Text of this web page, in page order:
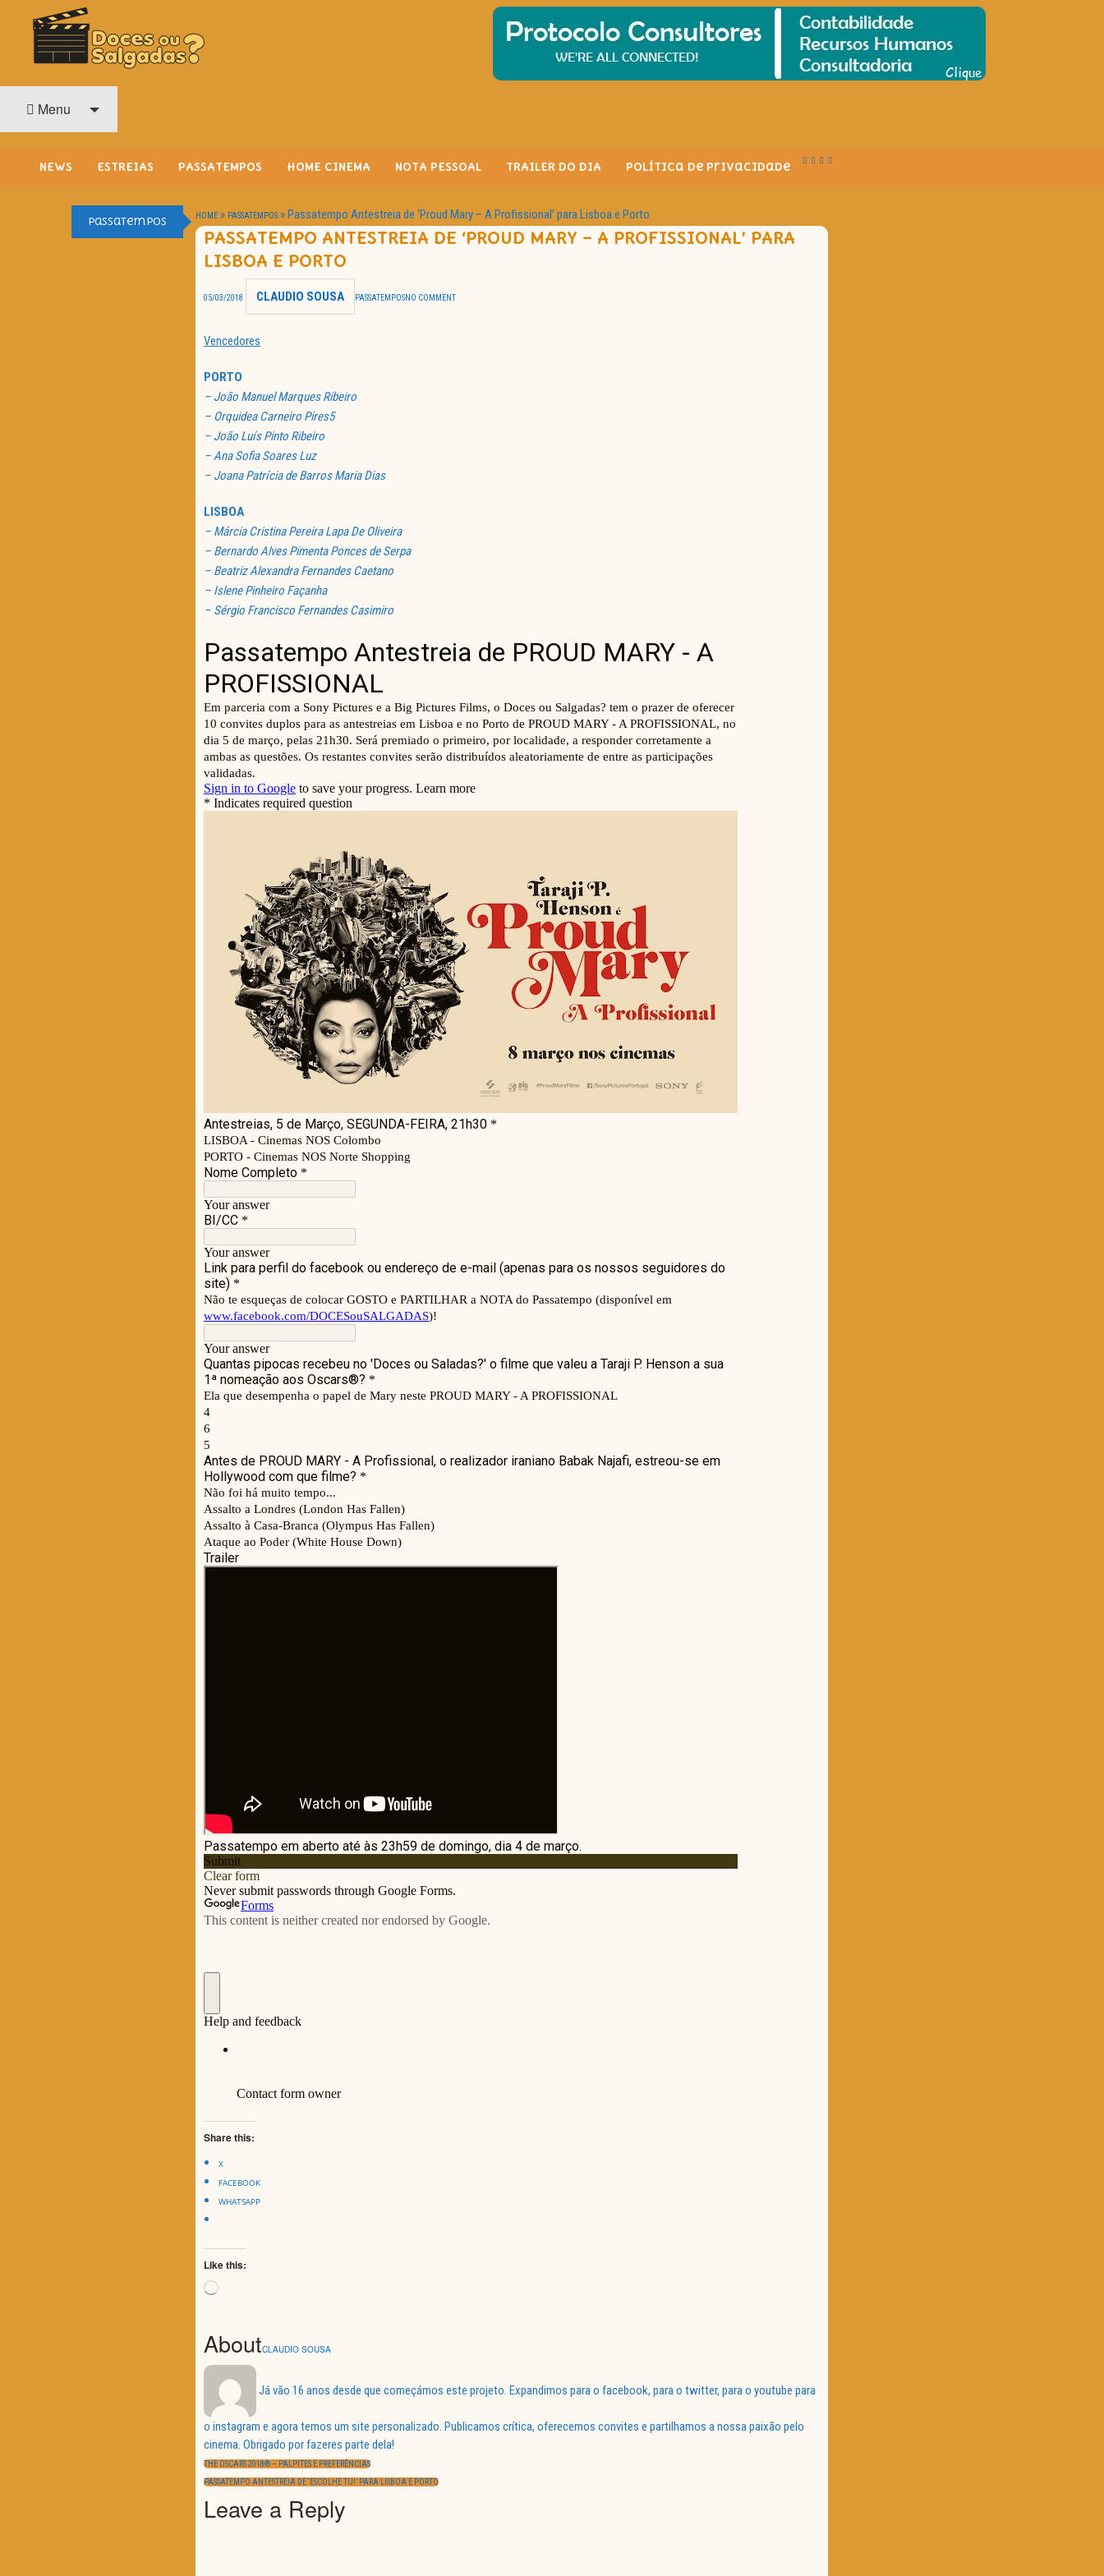
O Cinema? Uma Paixão!!
Menu
NEWS ESTREIAS PASSATEMPOS HOME CINEMA NOTA PESSOAL TRAILER DO DIA Política de Privacidade
Passatempos HOME » PASSATEMPOS »Passatempo Antestreia de ‘Proud Mary – A Profissional’ para Lisboa e Porto
PASSATEMPO ANTESTREIA DE ‘PROUD MARY – A PROFISSIONAL’ PARA
LISBOA E PORTO
05/03/2018 CLAUDIO SOUSA PASSATEMPOSNO COMMENT
Vencedores
PORTO
– João Manuel Marques Ribeiro
– Orquidea Carneiro Pires5
– João Luís Pinto Ribeiro
– Ana Sofia Soares Luz
– Joana Patrícia de Barros Maria Dias
LISBOA
– Márcia Cristina Pereira Lapa De Oliveira
– Bernardo Alves Pimenta Ponces de Serpa
– Beatriz Alexandra Fernandes Caetano
– Islene Pinheiro Façanha
– Sérgio Francisco Fernandes Casimiro
Share this:
X
FACEBOOK
WHATSAPP
Like this:
Loading…
AboutCLAUDIO SOUSA
Já vão 16 anos desde que começámos este projeto. Expandimos para o facebook, para o twitter, para o youtube para
o instagram e agora temos um site personalizado. Publicamos crítica, oferecemos convites e partilhamos a nossa paixão pelo
cinema. Obrigado por fazeres parte dela!
Navegação
de
artigos
PREVIOUS
THE OSCARS 2018® – PALPITES E PREFERÊNCIAS
NEXT
PASSATEMPO ANTESTREIA DE ‘ESCOLHE TU!’ PARA LISBOA E PORTO
Leave a Reply